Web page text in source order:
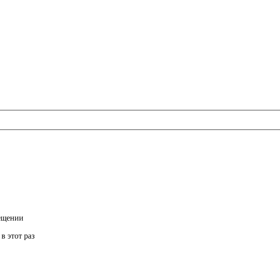
этот раз